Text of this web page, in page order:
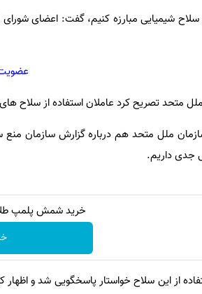
از سلاح شیمیایی مبارزه کنیم، گفت: اعضای
عضویت
متحد تصریح کرد عاملان استفاده از سلاح
ملل متحد هم درباره گزارش سازمان منع
جدی داریم.
خرید شمش پلمپ طلاسی، از ۰.۵
از این سلاح خواستار پاسخگویی شد و اظهار